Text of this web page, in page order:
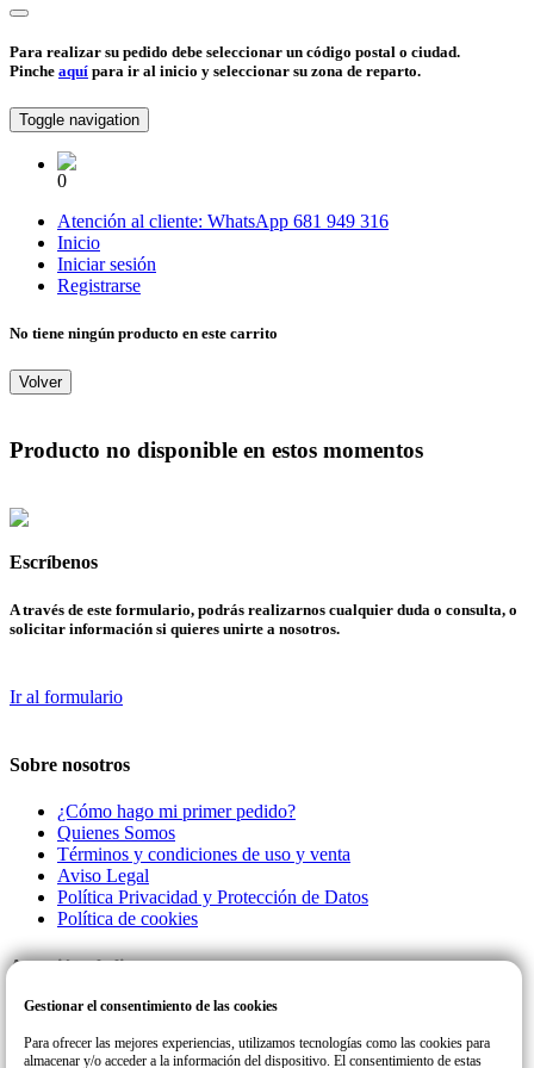
Para realizar su pedido debe seleccionar un código postal o ciudad.
Pinche aquí para ir al inicio y seleccionar su zona de reparto.
Toggle navigation
0
Atención al cliente: WhatsApp 681 949 316
Inicio
Iniciar sesión
Registrarse
No tiene ningún producto en este carrito
Volver
Producto no disponible en estos momentos
Escríbenos
A través de este formulario, podrás realizarnos cualquier duda o consulta, o
solicitar información si quieres unirte a nosotros.
Ir al formulario
Sobre nosotros
¿Cómo hago mi primer pedido?
Quienes Somos
Términos y condiciones de uso y venta
Aviso Legal
Política Privacidad y Protección de Datos
Política de cookies
Atención al cliente
Llamanos a este número de teléfono para cualquier consulta o incidencia
Gestionar el consentimiento de las cookies
Para ofrecer las mejores experiencias, utilizamos tecnologías como las cookies para
almacenar y/o acceder a la información del dispositivo. El consentimiento de estas